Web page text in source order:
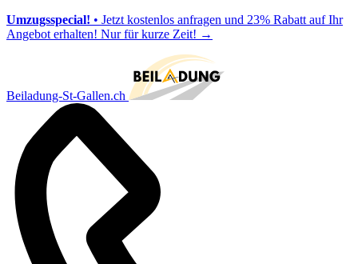
Umzugsspecial! • Jetzt kostenlos anfragen und 23% Rabatt auf Ihr
Angebot erhalten! Nur für kurze Zeit! →
Beiladung-St-Gallen.ch